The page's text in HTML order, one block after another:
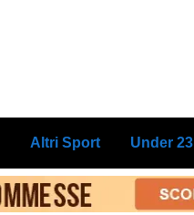
Altri Sport Under 23